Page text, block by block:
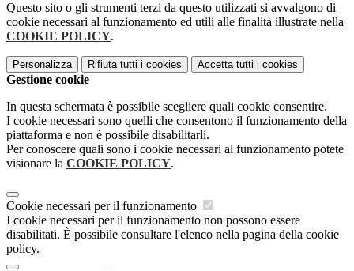
Questo sito o gli strumenti terzi da questo utilizzati si avvalgono di
cookie necessari al funzionamento ed utili alle finalità illustrate nella
COOKIE POLICY.
Personalizza Rifiuta tutti i cookies Accetta tutti i cookies
Gestione cookie
In questa schermata è possibile scegliere quali cookie consentire.
I cookie necessari sono quelli che consentono il funzionamento della
piattaforma e non è possibile disabilitarli.
Per conoscere quali sono i cookie necessari al funzionamento potete
visionare la COOKIE POLICY.
Cookie necessari per il funzionamento
I cookie necessari per il funzionamento non possono essere
disabilitati. È possibile consultare l'elenco nella pagina della cookie
policy.